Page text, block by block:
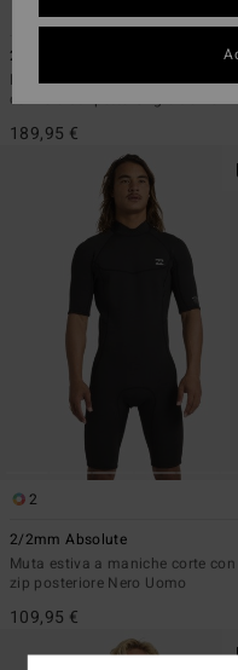
2/2mm Absolute Natural
Muta estiva con maniche corte e
cerniera sul petto Grigio uomo
189,95 €
2
2/2mm Absolute
Muta estiva a maniche corte con
zip posteriore Nero Uomo
109,95 €